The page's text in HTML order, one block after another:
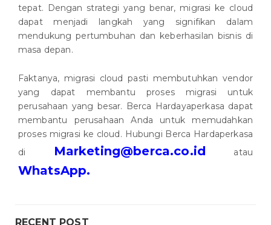
tepat. Dengan strategi yang benar, migrasi ke cloud
dapat menjadi langkah yang signifikan dalam
mendukung pertumbuhan dan keberhasilan bisnis di
masa depan.
Faktanya, migrasi cloud pasti membutuhkan vendor
yang dapat membantu proses migrasi untuk
perusahaan yang besar. Berca Hardayaperkasa dapat
membantu perusahaan Anda untuk memudahkan
proses migrasi ke cloud. Hubungi Berca Hardaperkasa
di
Marketing@berca.co.id atau
WhatsApp.
RECENT POST